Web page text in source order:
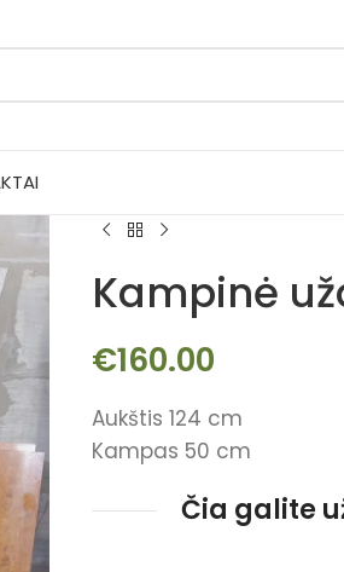
Kampinė
€160.00
Aukštis 124 cm
Kampas 50 cm
Čia galite